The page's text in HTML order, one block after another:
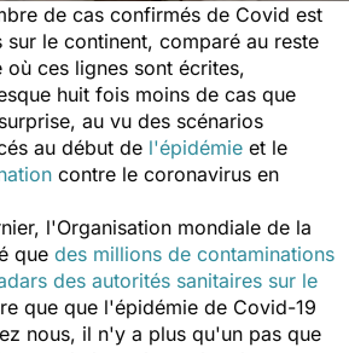
de cas confirmés de Covid est
sur le continent, comparé au reste
ces lignes sont écrites,
huit fois moins de cas que
au vu des scénarios
au début de l'épidémie et le
contre le coronavirus en
l'Organisation mondiale de la
que des millions de contaminations
des autorités sanitaires sur le
que que l'épidémie de Covid-19
nous, il n'y a plus qu'un pas que